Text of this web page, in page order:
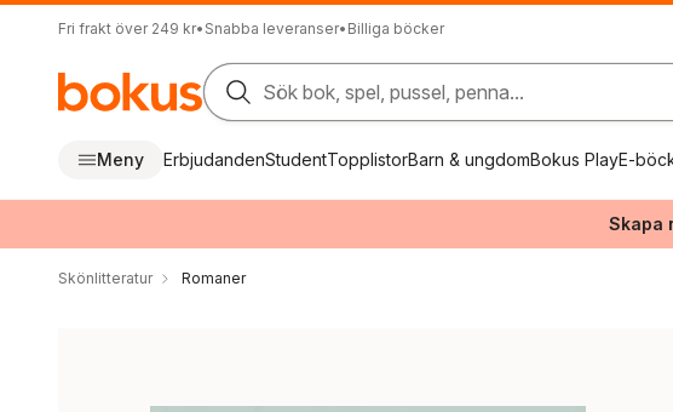
Fri frakt över 249 kr• Snabba leveranser• Billiga böcker
Sök bok, spel, pussel, penna...
Meny ErbjudandenStudentTopplistorBarn & ungdomBokus PlayE-
Skapa
Skönlitteratur Romaner